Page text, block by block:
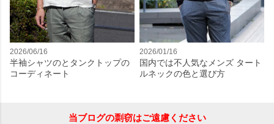
2026/06/16
半袖シャツのとタンクトップの
コーディネート
2026/01/16
国内では不人気なメンズ タート
ルネックの色と選び方
当ブログの剽窃はご遠慮ください